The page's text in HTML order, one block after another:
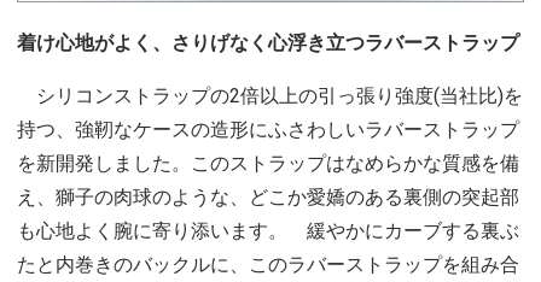
着け心地がよく、さりげなく心浮き立つラバーストラップ
シリコンストラップの2倍以上の引っ張り強度(当社比)を
持つ、強靭なケースの造形にふさわしいラバーストラップ
を新開発しました。このストラップはなめらかな質感を備
え、獅子の肉球のような、どこか愛嬌のある裏側の突起部
も心地よく腕に寄り添います。 緩やかにカーブする裏ぶ
たと内巻きのバックルに、このラバーストラップを組み合